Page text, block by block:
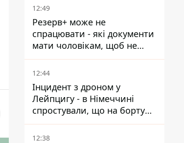
12:49
Резерв+ може не
спрацювати - які документи
мати чоловікам, щоб не
потрапити до ТЦК
12:44
Інцидент з дроном у
Лейпцигу - в Німеччині
спростували, що на борту
українського літака були
зброя та боєприпаси
12:38